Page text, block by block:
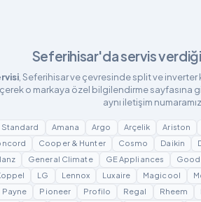
Seferihisar'da servis
, Seferihisar ve çevresinde split ve
o markaya özel bilgilendirme
aynı iletişim
Amana Argo Arçelik Ariston
Cooper & Hunter Cosmo Daikin
General Climate GE Appliances
LG Lennox Luxaire Magicool
Payne Pioneer Profilo Regal Rheem